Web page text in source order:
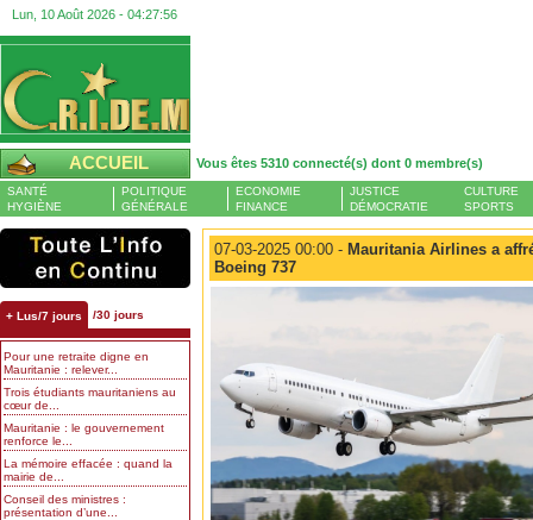
Lun, 10 Août 2026 - 04:27:57
ACCUEIL Vous êtes 5310 connecté(s) dont 0 membre(s)
SANTÉ
HYGIÈNE
POLITIQUE
GÉNÉRALE
ECONOMIE
FINANCE
JUSTICE
DÉMOCRATIE
CULTURE
SPORTS
+ Lus/7 jours /30 jours
Pour une retraite digne en
Mauritanie : relever...
Trois étudiants mauritaniens au
cœur de...
Mauritanie : le gouvernement
renforce le...
La mémoire effacée : quand la
mairie de...
Conseil des ministres :
présentation d’une...
07-03-2025 00:00 - Mauritania Airlines a
Boeing 737